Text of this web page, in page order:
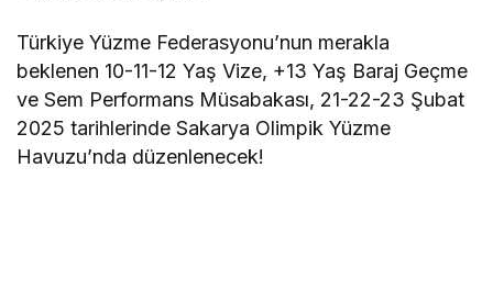
Türkiye Yüzme Federasyonu’nun merakla
beklenen 10-11-12 Yaş Vize, +13 Yaş Baraj Geçme
ve Sem Performans Müsabakası, 21-22-23 Şubat
2025 tarihlerinde Sakarya Olimpik Yüzme
Havuzu’nda düzenlenecek!